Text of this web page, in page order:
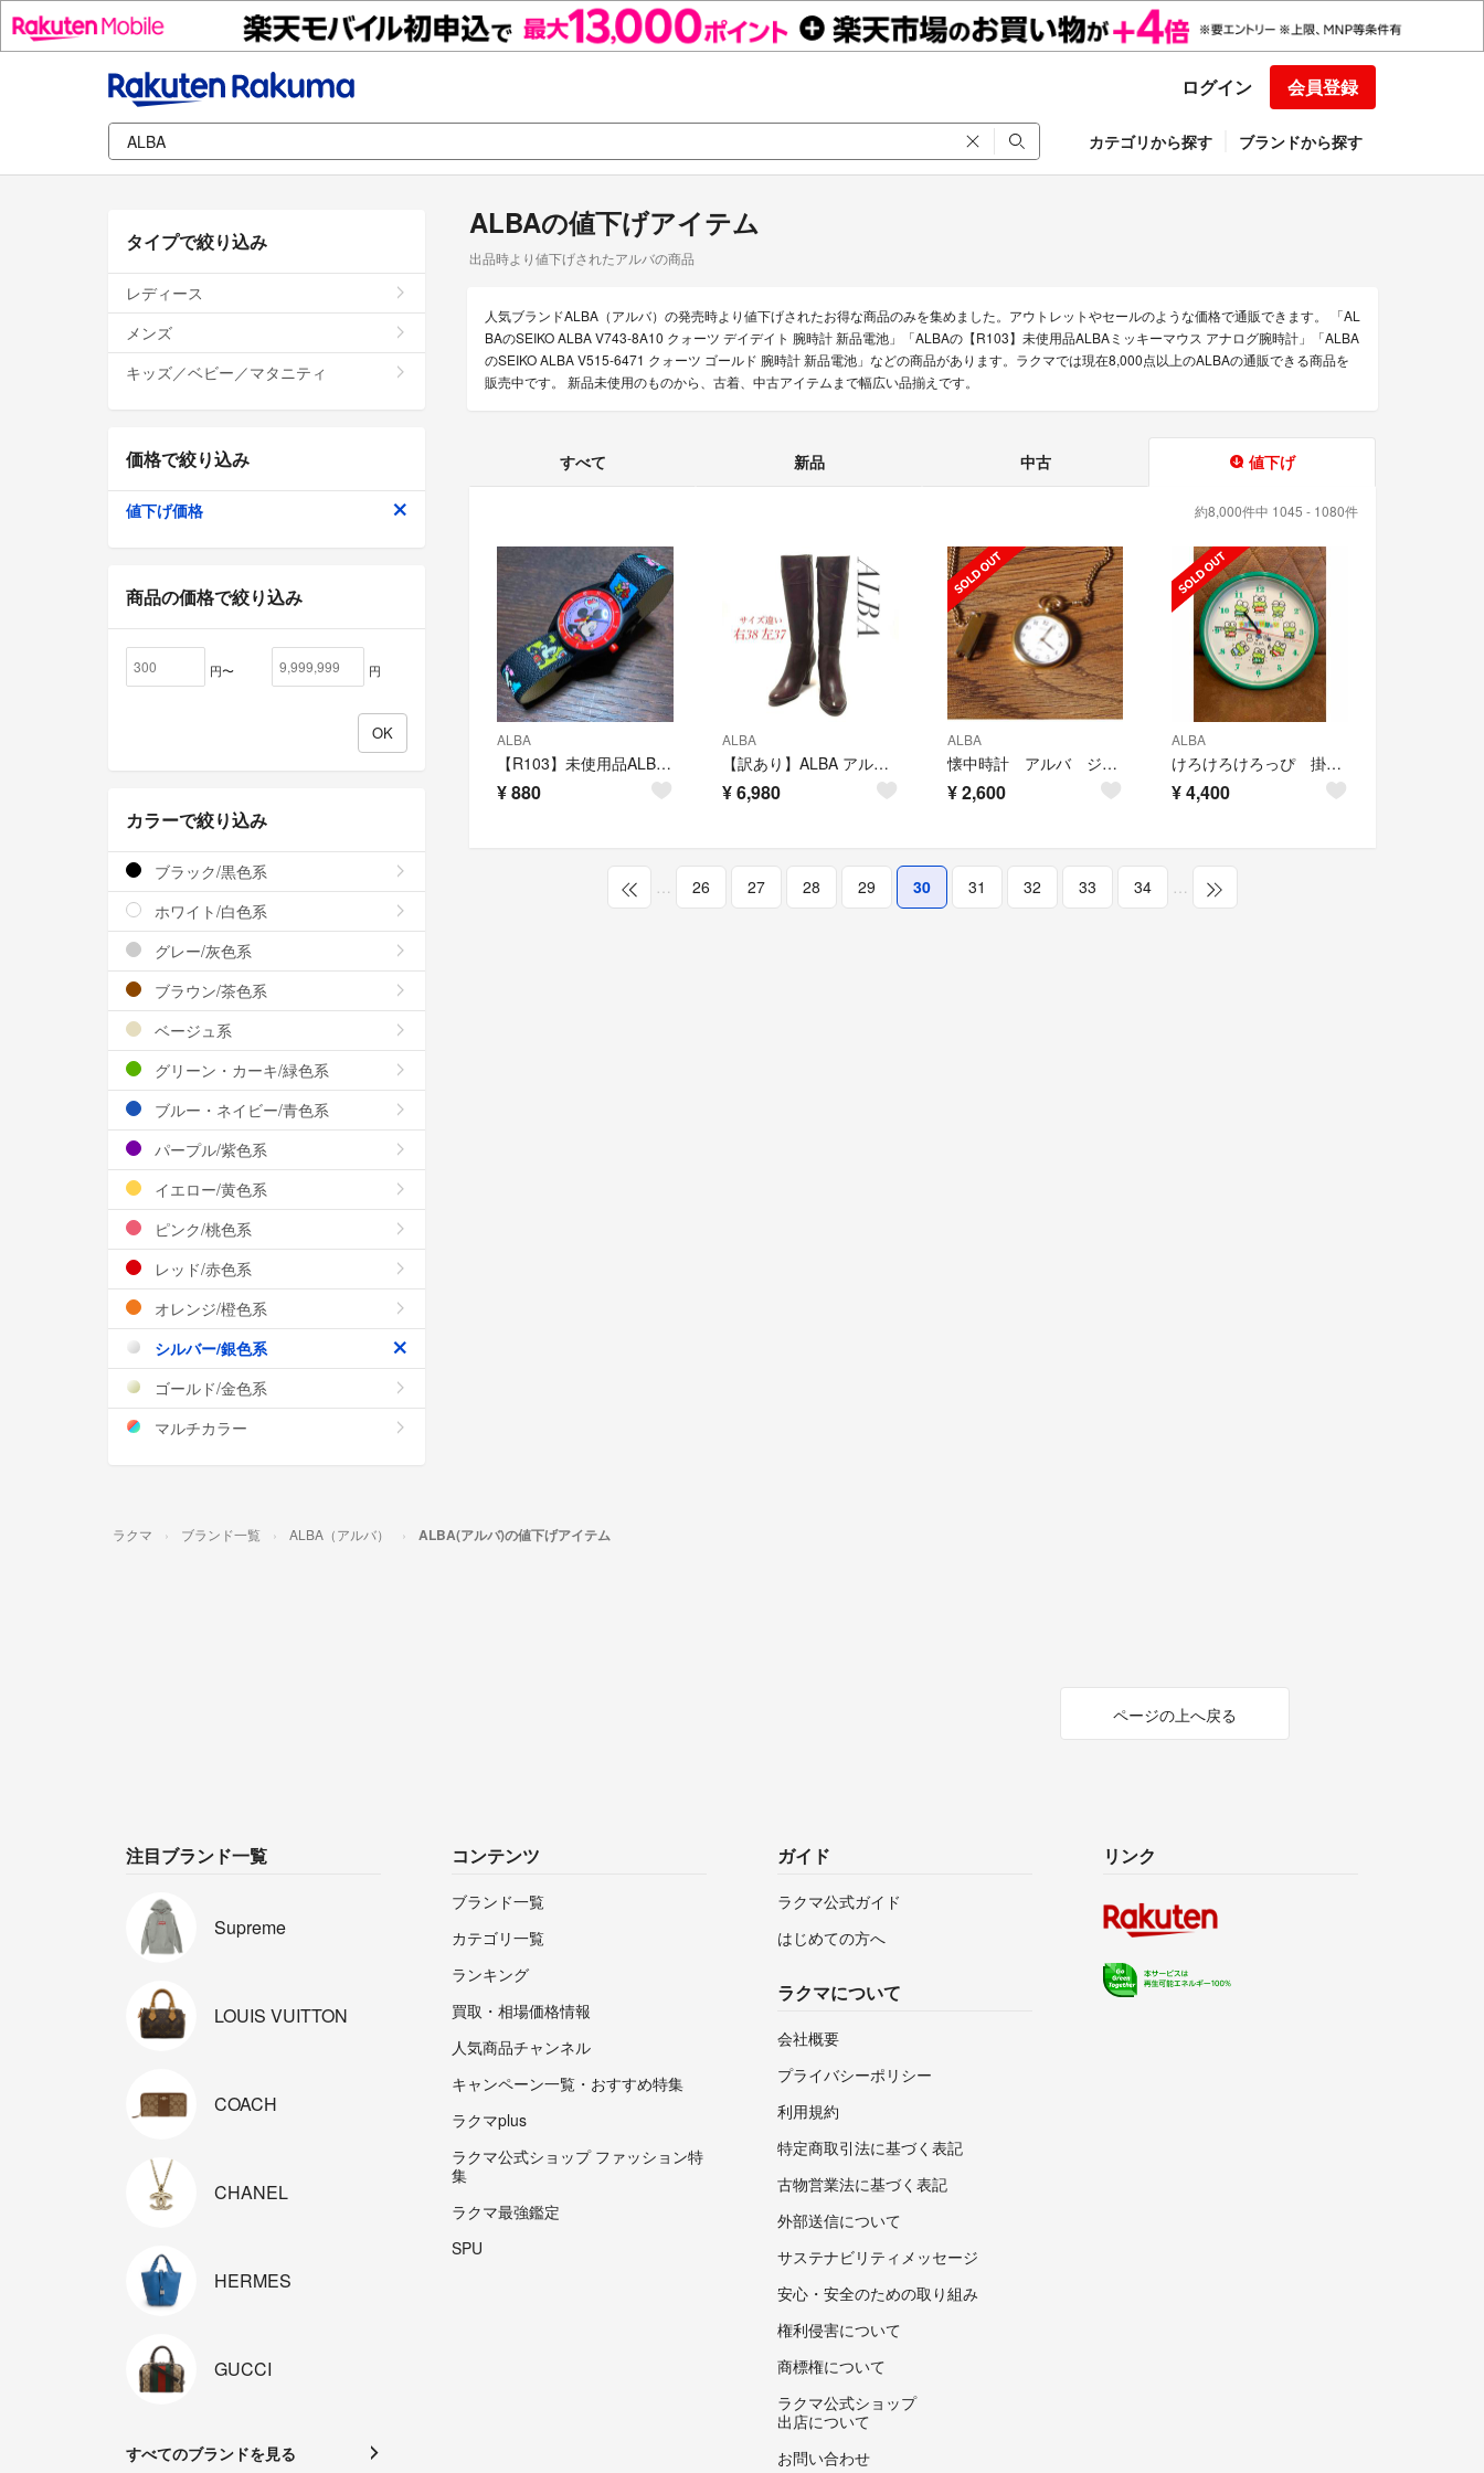
ログイン 会員登録
カテゴリから探す ブランドから探す
ALBAの値下げアイテム
出品時より値下げされたアルバの商品
人気ブランドALBA（アルバ）の発売時より値下げされたお得な商品のみを集めました。アウトレットやセールのような価格で通販できます。 「AL
BAのSEIKO ALBA V743-8A10 クォーツ デイデイト 腕時計 新品電池」「ALBAの【R103】未使用品ALBAミッキーマウス アナログ腕時計」「ALBA
のSEIKO ALBA V515-6471 クォーツ ゴールド 腕時計 新品電池」などの商品があります。ラクマでは現在8,000点以上のALBAの通販できる商品を
販売中です。 新品未使用のものから、古着、中古アイテムまで幅広い品揃えです。
すべて 新品 中古 値下げ
約8,000件中 1045 - 1080件
ALBA
【R103】未使用品ALBAミッキーマウス アナログ腕時計
¥880
ALBA
【訳あり】ALBA アルバ ロングブーツ サイドジップ ラウンドトゥ ブラウン
¥6,980
ALBA
懐中時計 アルバ ジャンク品
¥2,600
ALBA
けろけろけろっぴ 掛け時計 レトロ
¥4,400
… 26 27 28 29 30 31 32 33 34 …
タイプで絞り込み
レディース
メンズ
キッズ／ベビー／マタニティ
価格で絞り込み
値下げ価格
商品の価格で絞り込み
円〜 円
カラーで絞り込み
ブラック/黒色系
ホワイト/白色系
グレー/灰色系
ブラウン/茶色系
ベージュ系
グリーン・カーキ/緑色系
ブルー・ネイビー/青色系
パープル/紫色系
イエロー/黄色系
ピンク/桃色系
レッド/赤色系
オレンジ/橙色系
シルバー/銀色系
ゴールド/金色系
マルチカラー
ラクマ ブランド一覧 ALBA（アルバ） ALBA(アルバ)の値下げアイテム
ページの上へ戻る
注目ブランド一覧
Supreme
LOUIS VUITTON
COACH
CHANEL
HERMES
GUCCI
すべてのブランドを見る
コンテンツ
ブランド一覧
カテゴリ一覧
ランキング
買取・相場価格情報
人気商品チャンネル
キャンペーン一覧・おすすめ特集
ラクマplus
ラクマ公式ショップ ファッション特
集
ラクマ最強鑑定
SPU
ガイド
ラクマ公式ガイド
はじめての方へ
ラクマについて
会社概要
プライバシーポリシー
利用規約
特定商取引法に基づく表記
古物営業法に基づく表記
外部送信について
サステナビリティメッセージ
安心・安全のための取り組み
権利侵害について
商標権について
ラクマ公式ショップ
出店について
お問い合わせ
リンク